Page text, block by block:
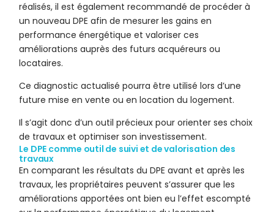
réalisés, il est également recommandé de procéder à
un nouveau DPE afin de mesurer les gains en
performance énergétique et valoriser ces
améliorations auprès des futurs acquéreurs ou
locataires.
Ce diagnostic actualisé pourra être utilisé lors d’une
future mise en vente ou en location du logement.
Il s’agit donc d’un outil précieux pour orienter ses choix
de travaux et optimiser son investissement.
Le DPE comme outil de suivi et de valorisation des
travaux
En comparant les résultats du DPE avant et après les
travaux, les propriétaires peuvent s’assurer que les
améliorations apportées ont bien eu l’effet escompté